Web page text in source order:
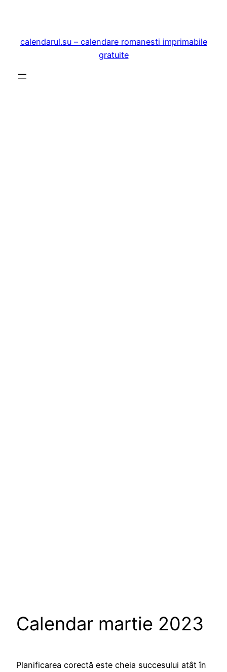
conținut
calendarul.su – calendare romanesti imprimabile
gratuite
Calendar martie 2023
Planificarea corectă este cheia succesului atât în